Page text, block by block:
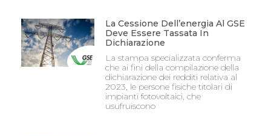
La Cessione Dell’energia Al GSE
Deve Essere Tassata In
Dichiarazione
La stampa specializzata conferma
che ai fini della compilazione della
dichiarazione dei redditi relativa al
2023, le persone fisiche titolari di
impianti fotovoltaici, che
usufruiscono